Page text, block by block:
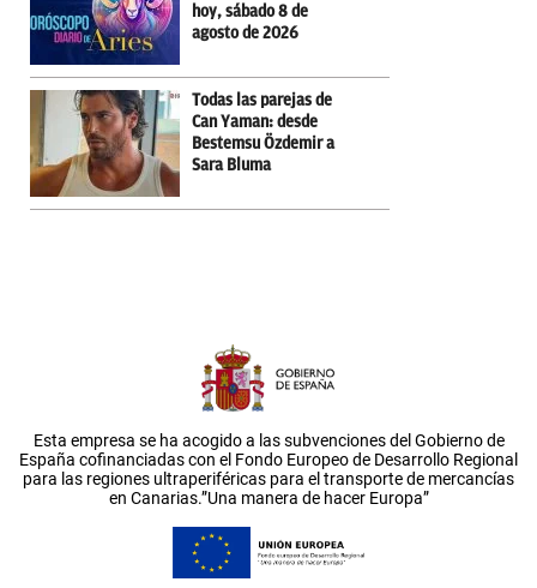
hoy, sábado 8 de
agosto de 2026
Todas las parejas de
Can Yaman: desde
Bestemsu Özdemir a
Sara Bluma
Esta empresa se ha acogido a las subvenciones del Gobierno de
España cofinanciadas con el Fondo Europeo de Desarrollo Regional
para las regiones ultraperiféricas para el transporte de mercancías
en Canarias.”Una manera de hacer Europa”